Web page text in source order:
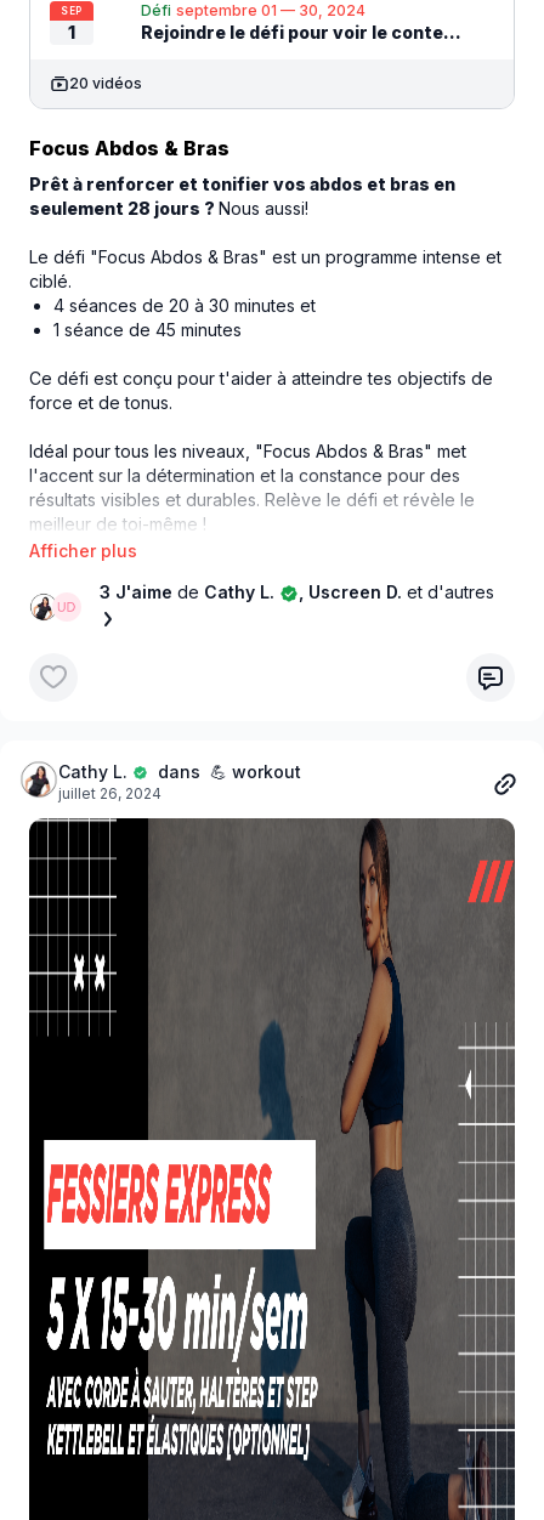
SEP
1
Défi septembre 01 — 30, 2024
Rejoindre le défi pour voir le contenu
20 vidéos
Focus Abdos & Bras
Prêt à renforcer et tonifier vos abdos et bras en
seulement 28 jours ? Nous aussi!
Le défi "Focus Abdos & Bras" est un programme intense et
ciblé.
4 séances de 20 à 30 minutes et
1 séance de 45 minutes
Ce défi est conçu pour t'aider à atteindre tes objectifs de
force et de tonus.
Idéal pour tous les niveaux, "Focus Abdos & Bras" met
l'accent sur la détermination et la constance pour des
résultats visibles et durables. Relève le défi et révèle le
meilleur de toi-même !
Haltères
Ballon suisse
Kettlebell
(optionnel - peut être remplacé par haltères)
Tapis de sol
3 J'aimede Cathy L. , Uscreen D.et d'autres
Cathy L. dans 💪 workout
juillet 26, 2024